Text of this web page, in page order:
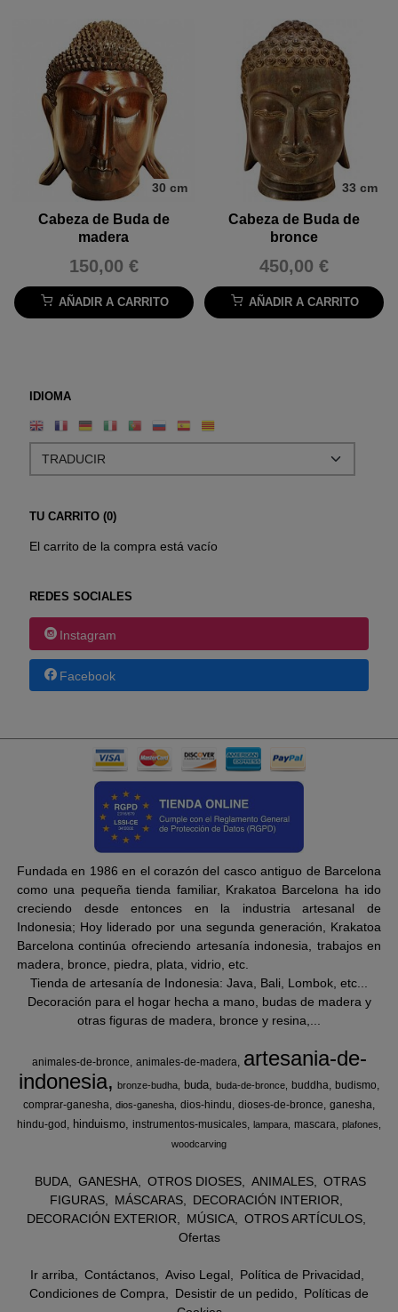
IDIOMA
TU CARRITO (0)
El carrito de la compra está vacío
REDES SOCIALES
Instagram
Facebook
30 cm
Cabeza de Buda de
madera
150,00 €
AÑADIR A CARRITO
33 cm
Cabeza de Buda de
bronce
450,00 €
AÑADIR A CARRITO
Fundada en 1986 en el corazón del casco antiguo de Barcelona
como una pequeña tienda familiar, Krakatoa Barcelona ha ido
creciendo desde entonces en la industria artesanal de
Indonesia; Hoy liderado por una segunda generación, Krakatoa
Barcelona continúa ofreciendo artesanía indonesia, trabajos en
madera, bronce, piedra, plata, vidrio, etc.
Tienda de artesanía de Indonesia: Java, Bali, Lombok, etc...
Decoración para el hogar hecha a mano, budas de madera y
otras figuras de madera, bronce y resina,...
animales-de-bronce animales-de-madera
artesania-de-
indonesia
bronze-budha buda buda-de-bronce buddha budismo
comprar-ganesha dios-ganesha dios-hindu dioses-de-bronce ganesha
hindu-god
hinduismo instrumentos-musicales lampara mascara plafones
woodcarving
BUDA GANESHA OTROS DIOSES ANIMALES
OTRAS
FIGURAS
MÁSCARAS
DECORACIÓN INTERIOR
DECORACIÓN EXTERIOR
MÚSICA
OTROS ARTÍCULOS
Ofertas
Ir arriba Contáctanos Aviso Legal
Política de Privacidad
Condiciones de Compra
Desistir de un pedido
Políticas de